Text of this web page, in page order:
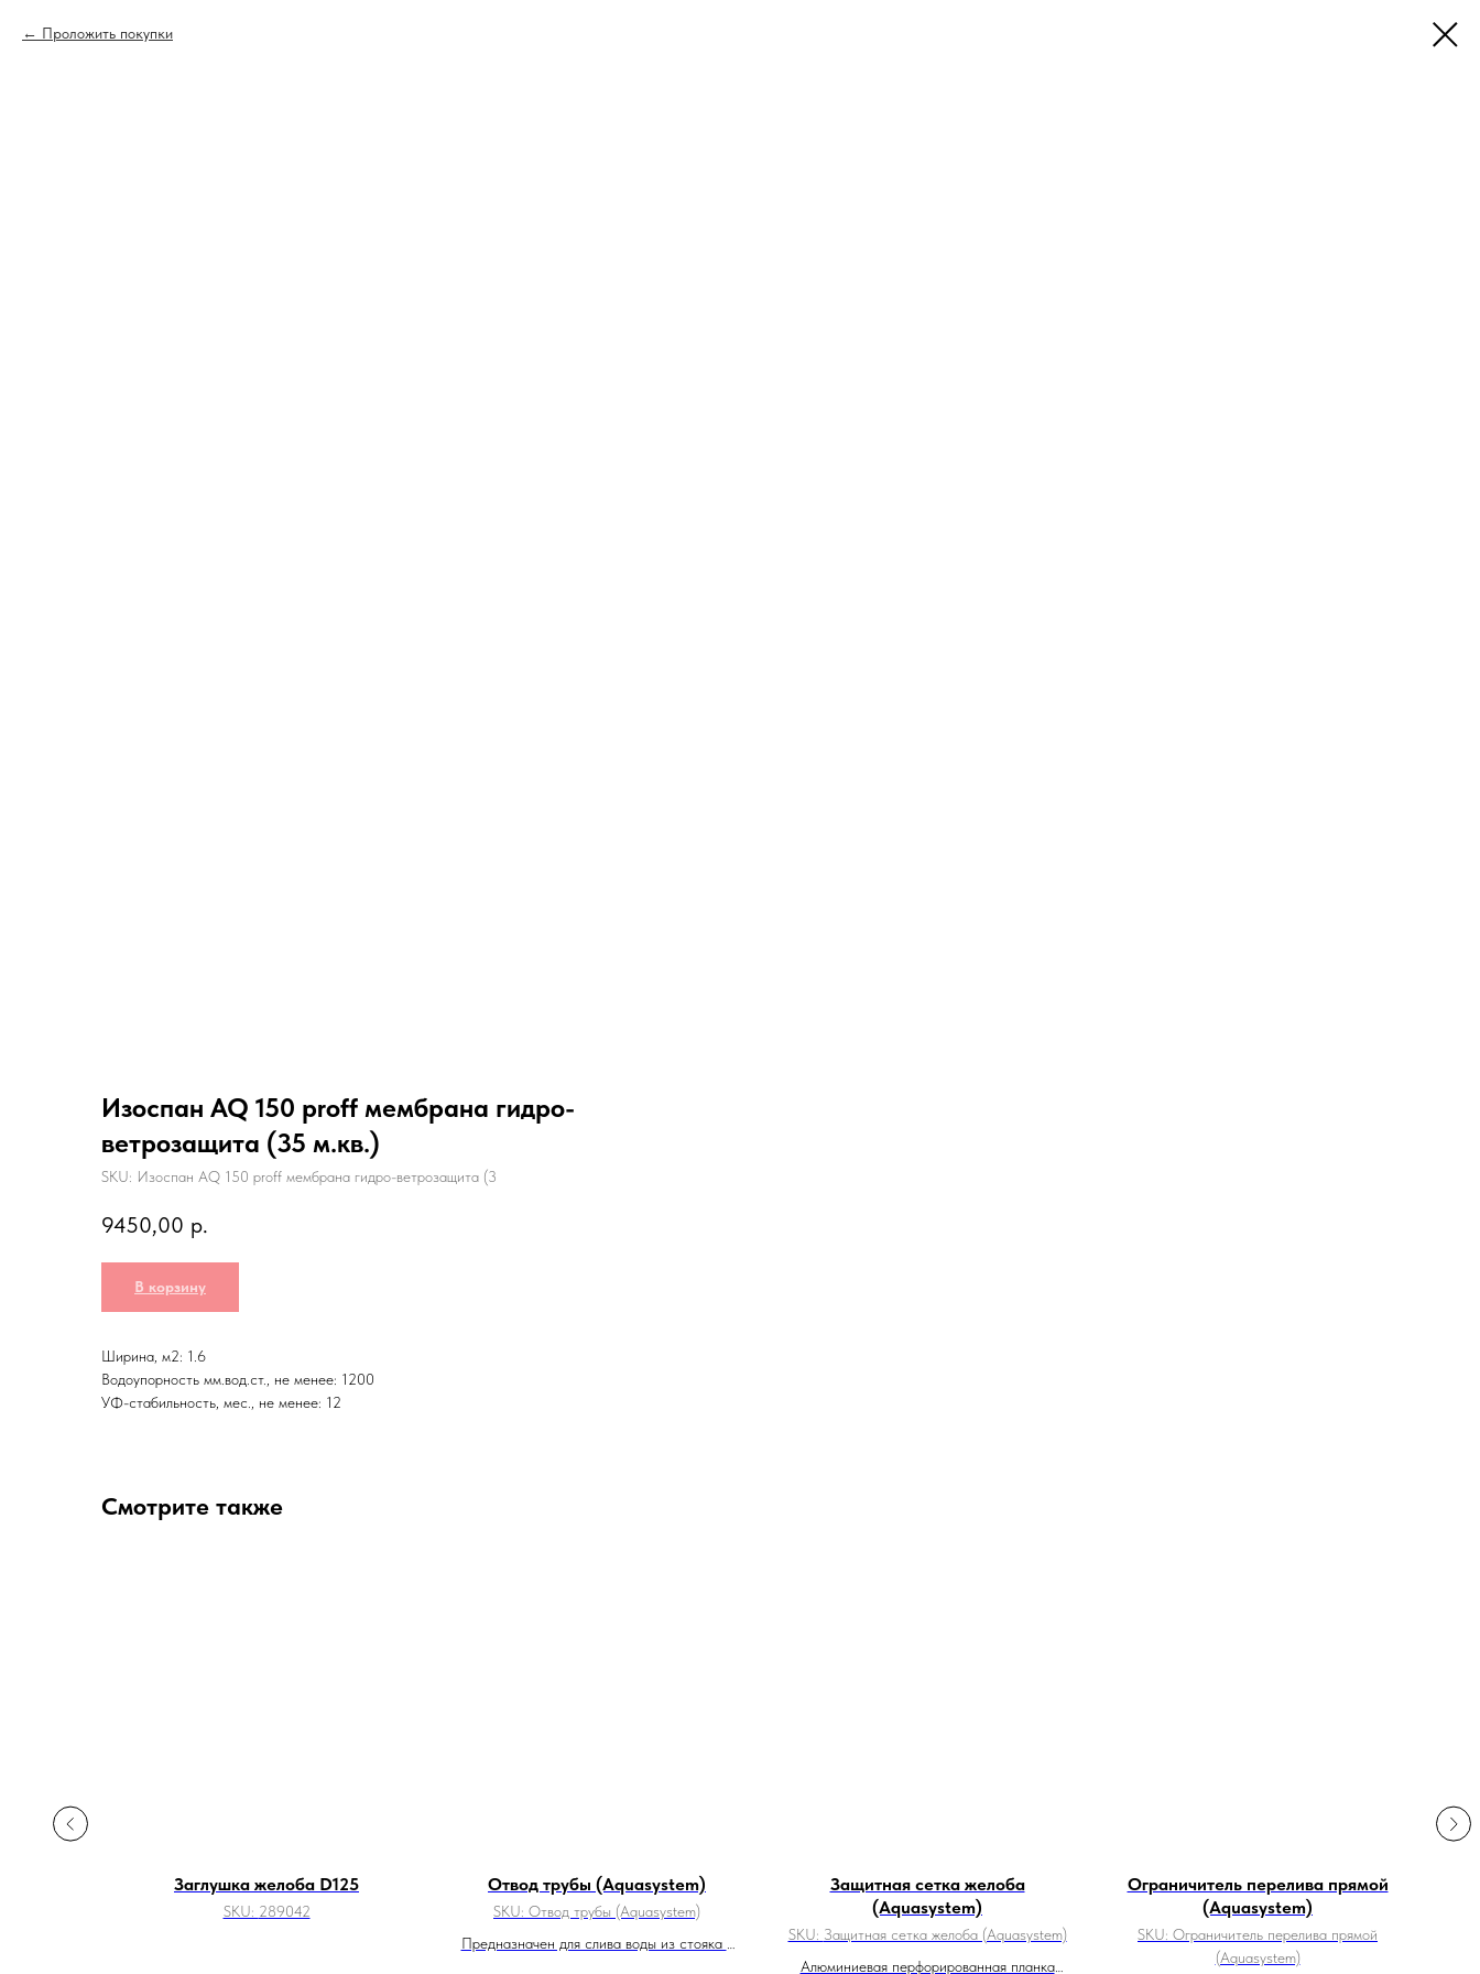
Проложить покупки
Изоспан AQ 150 proff мембрана гидро-
ветрозащита (35 м.кв.)
SKU: Изоспан AQ 150 proff мембрана гидро-ветрозащита (3
9450,00 р.
В корзину
Ширина, м2: 1.6
Водоупорность мм.вод.ст., не менее: 1200
УФ-стабильность, мес., не менее: 12
Смотрите также
Заглушка желоба D125
SKU: 289042
Отвод трубы (Aquasystem)
SKU: Отвод трубы (Aquasystem)
Предназначен для слива воды из стояка в
Защитная сетка желоба
(Aquasystem)
SKU: Защитная сетка желоба (Aquasystem)
Алюминиевая перфорированная планка
Ограничитель перелива прямой
(Aquasystem)
SKU: Ограничитель перелива прямой
(Aquasystem)